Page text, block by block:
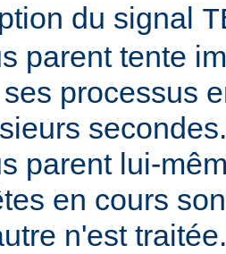
du signal
parent tente
processus
parent lui-
en cours
n'est traitée.